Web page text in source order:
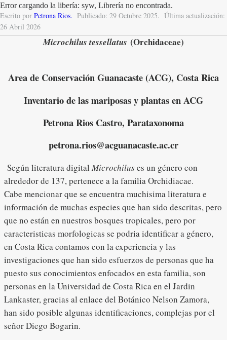
Error cargando la libería: syw, Librería no encontrada.
Escrito por Petrona Rios. Publicado: 29 Octubre 2025. Última actualización:
26 Abril 2026
Microchilus tessellatus (Orchidaceae)
Area de Conservación Guanacaste (ACG), Costa Rica
Inventario de las mariposas y plantas en ACG
Petrona Rios Castro, Parataxonoma
petrona.rios@acguanacaste.ac.cr
Según literatura digital Microchiluses un género con
alrededor de 137, pertenece a la familia Orchidiacae.
Cabe mencionar que se encuentra muchisima literatura e
información de muchas especies que han sido descritas, pero
que no están en nuestros bosques tropicales, pero por
caracteristicas morfologicas se podria identificar a género,
en Costa Rica contamos con la experiencia y las
investigaciones que han sido esfuerzos de personas que ha
puesto sus conocimientos enfocados en esta familia, son
personas en la Universidad de Costa Rica en el Jardin
Lankaster, gracias al enlace del Botánico Nelson Zamora,
han sido posible algunas identificaciones, complejas por el
señor Diego Bogarin.